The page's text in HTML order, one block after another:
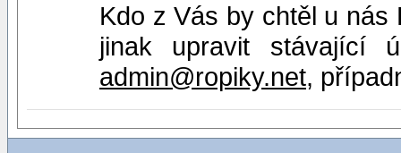
Kdo z Vás by chtěl u
jinak upravit stávající
admin@ropiky.net,